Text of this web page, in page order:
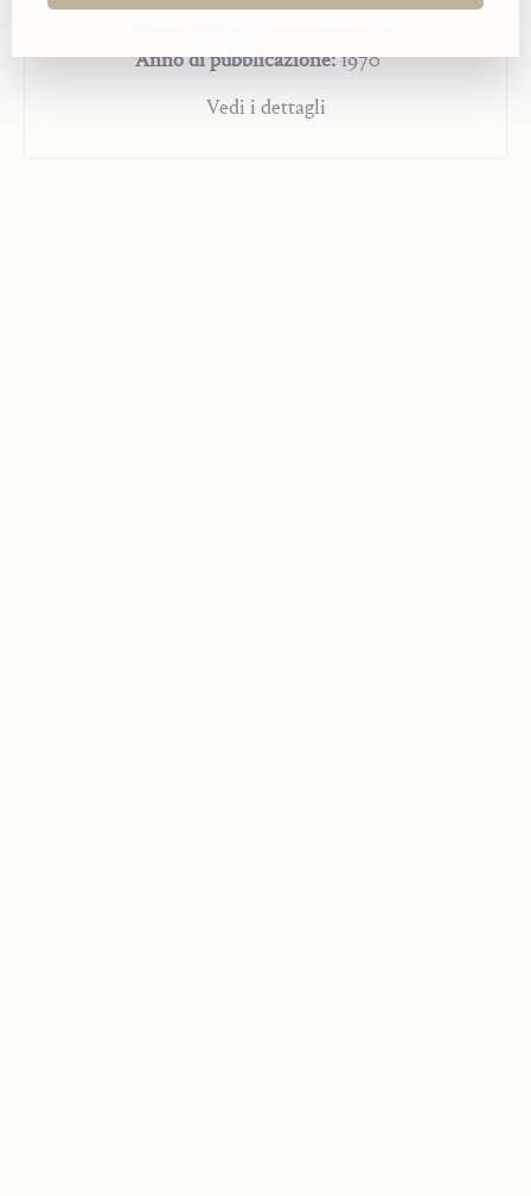
Anno di pubblicazione: 1970
Vedi i dettagli